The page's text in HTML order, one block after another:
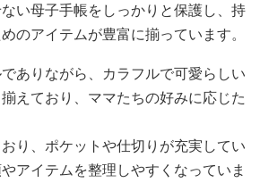
い母子手帳をしっかりと保護し、持
のアイテムが豊富に揃っています。
ありながら、カラフルで可愛らしい
えており、ママたちの好みに応じた
り、ポケットや仕切りが充実してい
アイテムを整理しやすくなっていま